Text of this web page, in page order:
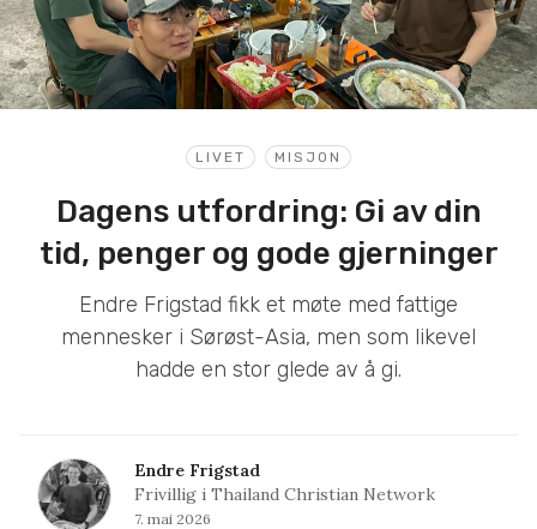
LIVET MISJON
Dagens utfordring: Gi av din
tid, penger og gode gjerninger
Endre Frigstad fikk et møte med fattige
mennesker i Sørøst-Asia, men som likevel
hadde en stor glede av å gi.
Endre Frigstad
Frivillig i Thailand Christian Network
7. mai 2026